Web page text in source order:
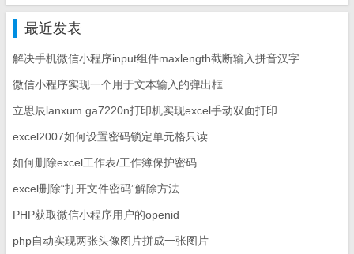
最近发表
解决手机微信小程序input组件maxlength截断输入拼音汉字
微信小程序实现一个用于文本输入的弹出框
立思辰lanxum ga7220n打印机实现excel手动双面打印
excel2007如何设置密码锁定单元格只读
如何删除excel工作表/工作簿保护密码
excel删除“打开文件密码”解除方法
PHP获取微信小程序用户的openid
php自动实现两张头像图片拼成一张图片